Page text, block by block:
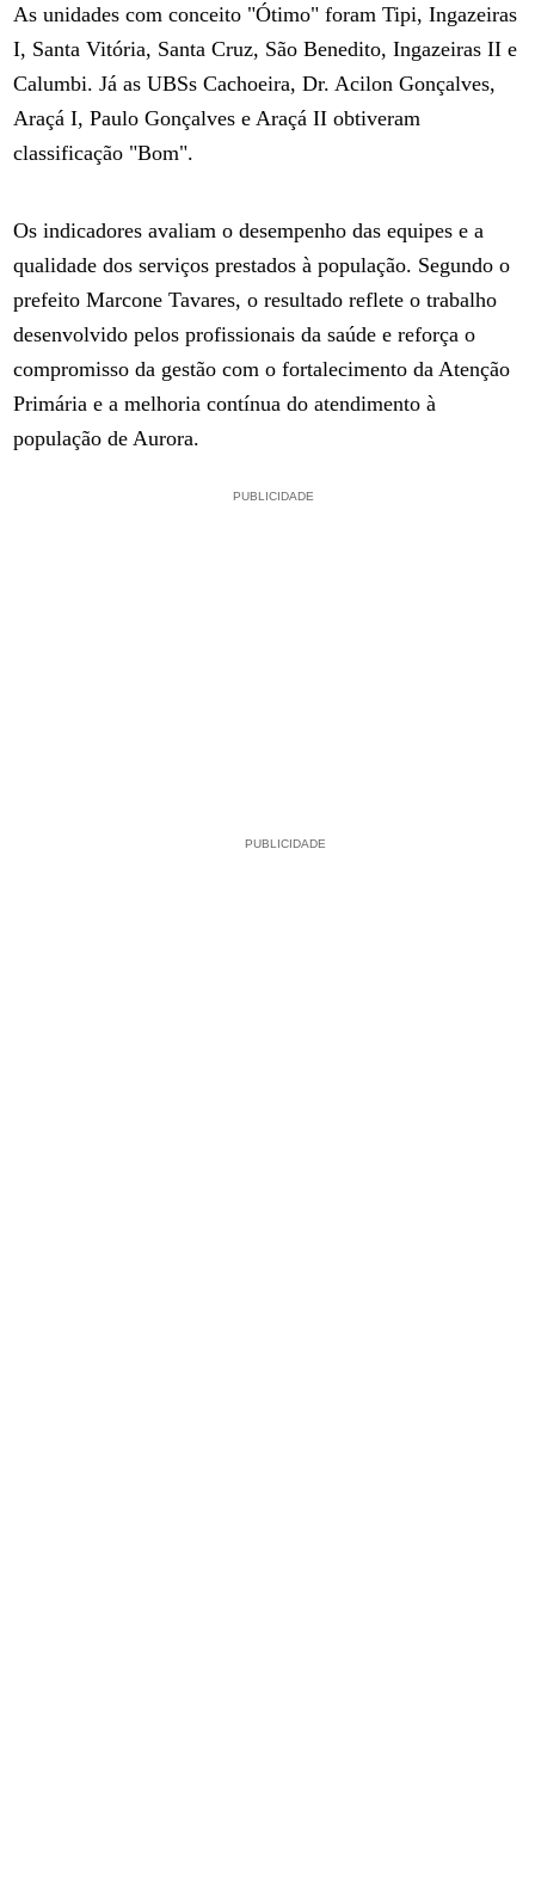
As unidades com conceito "Ótimo" foram Tipi, Ingazeiras
I, Santa Vitória, Santa Cruz, São Benedito, Ingazeiras II e
Calumbi. Já as UBSs Cachoeira, Dr. Acilon Gonçalves,
Araçá I, Paulo Gonçalves e Araçá II obtiveram
classificação "Bom".
Os indicadores avaliam o desempenho das equipes e a
qualidade dos serviços prestados à população. Segundo o
prefeito Marcone Tavares, o resultado reflete o trabalho
desenvolvido pelos profissionais da saúde e reforça o
compromisso da gestão com o fortalecimento da Atenção
Primária e a melhoria contínua do atendimento à
população de Aurora.
PUBLICIDADE
PUBLICIDADE